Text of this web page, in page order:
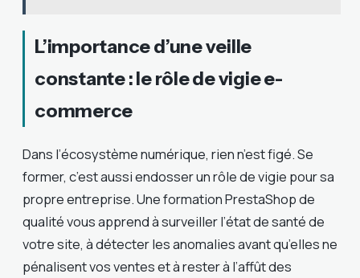
L’importance d’une veille
constante : le rôle de vigie e-
commerce
Dans l’écosystème numérique, rien n’est figé. Se
former, c’est aussi endosser un rôle de vigie pour sa
propre entreprise. Une formation PrestaShop de
qualité vous apprend à surveiller l’état de santé de
votre site, à détecter les anomalies avant qu’elles ne
pénalisent vos ventes et à rester à l’affût des